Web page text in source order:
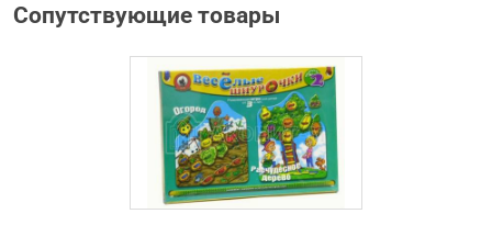
Сопутствующие товары